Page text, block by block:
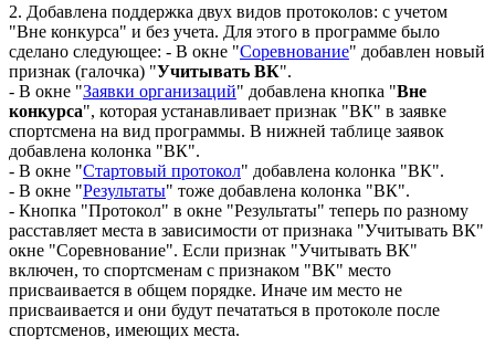
2. Добавлена поддержка двух видов протоколов: с учетом
"Вне конкурса" и без учета. Для этого в программе было
сделано следующее: - В окне "Соревнование" добавлен новый
признак (галочка) "Учитывать ВК".
- В окне "Заявки организаций" добавлена кнопка "Вне
конкурса", которая устанавливает признак "ВК" в заявке
спортсмена на вид программы. В нижней таблице заявок
добавлена колонка "ВК".
- В окне "Стартовый протокол" добавлена колонка "ВК".
- В окне "Результаты" тоже добавлена колонка "ВК".
- Кнопка "Протокол" в окне "Результаты" теперь по разному
расставляет места в зависимости от признака "Учитывать ВК"
окне "Соревнование". Если признак "Учитывать ВК"
включен, то спортсменам с признаком "ВК" место
присваивается в общем порядке. Иначе им место не
присваивается и они будут печататься в протоколе после
спортсменов, имеющих места.